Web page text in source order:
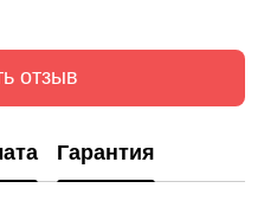
отзыв
Гарантия